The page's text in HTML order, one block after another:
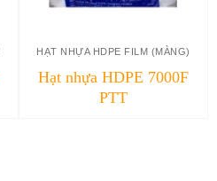
HẠT NHỰA HDPE FILM (MÀNG)
Hạt nhựa HDPE 7000F
PTT